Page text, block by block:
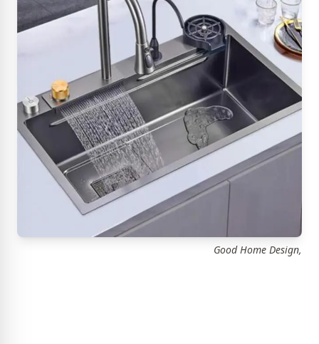
Good Home Design,